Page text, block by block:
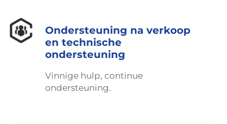
Ondersteuning na verkoop
en technische
ondersteuning
Vinnige hulp, continue
ondersteuning.